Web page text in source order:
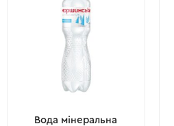
Вода мінеральна